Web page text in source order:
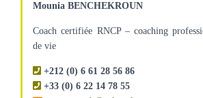
Mounia BENCHEKROUN
Coach certifiée RNCP – coaching
de vie
+212 (0) 6 61 28 56 86
+33 (0) 6 22 14 78 55